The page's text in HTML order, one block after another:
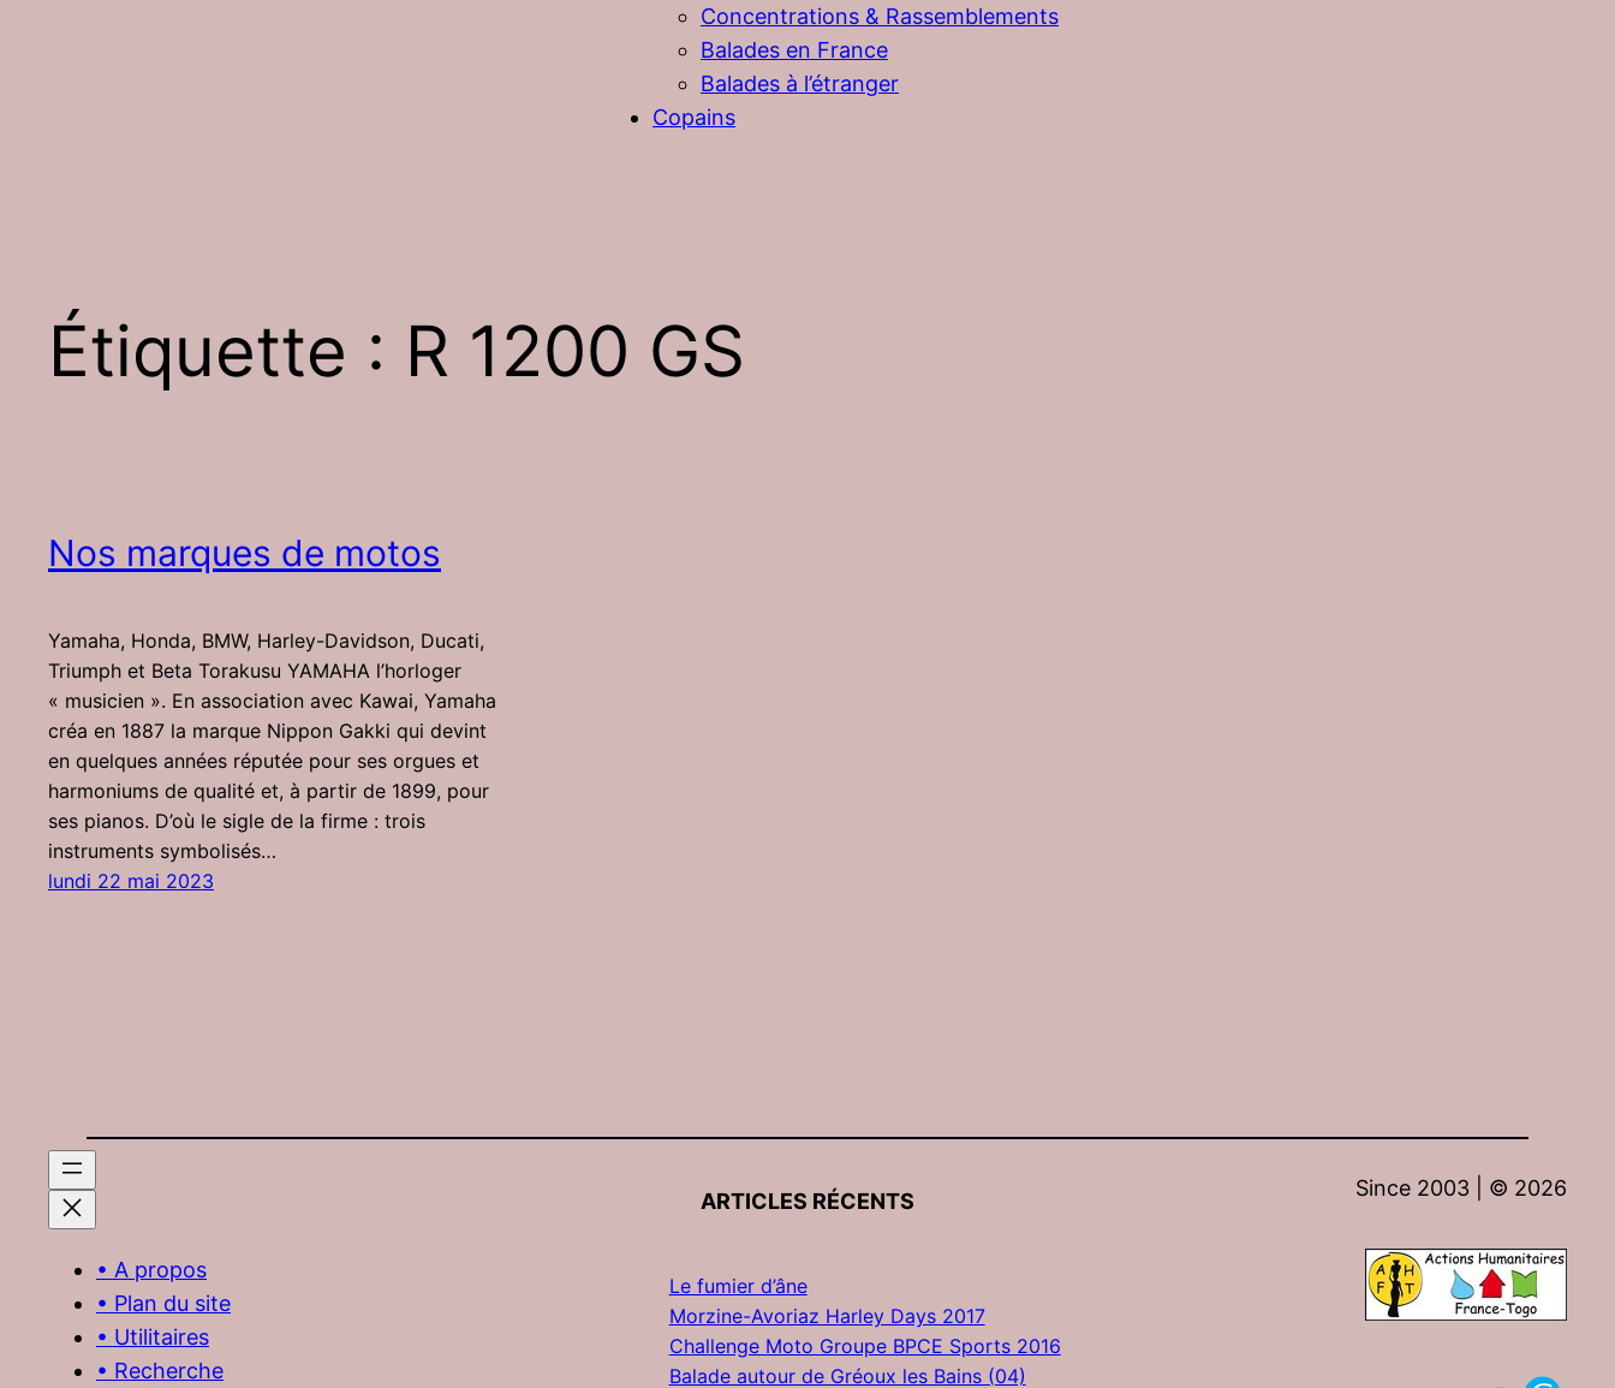
Concentrations & Rassemblements
Balades en France
Balades à l’étranger
Copains
Étiquette : R 1200 GS
Nos marques de motos
Yamaha, Honda, BMW, Harley-Davidson, Ducati,
Triumph et Beta Torakusu YAMAHA l’horloger
« musicien ». En association avec Kawai, Yamaha
créa en 1887 la marque Nippon Gakki qui devint
en quelques années réputée pour ses orgues et
harmoniums de qualité et, à partir de 1899, pour
ses pianos. D’où le sigle de la firme : trois
instruments symbolisés…
lundi 22 mai 2023
• A propos
• Plan du site
• Utilitaires
• Recherche
ARTICLES RÉCENTS
Le fumier d’âne
Morzine-Avoriaz Harley Days 2017
Challenge Moto Groupe BPCE Sports 2016
Balade autour de Gréoux les Bains (04)
Since 2003 | © 2026